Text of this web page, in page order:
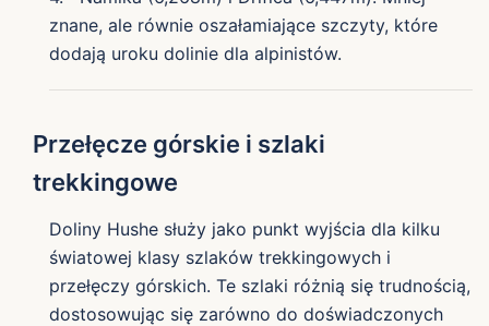
znane, ale równie oszałamiające szczyty, które
dodają uroku dolinie dla alpinistów.
Przełęcze górskie i szlaki
trekkingowe
Doliny Hushe służy jako punkt wyjścia dla kilku
światowej klasy szlaków trekkingowych i
przełęczy górskich. Te szlaki różnią się trudnością,
dostosowując się zarówno do doświadczonych